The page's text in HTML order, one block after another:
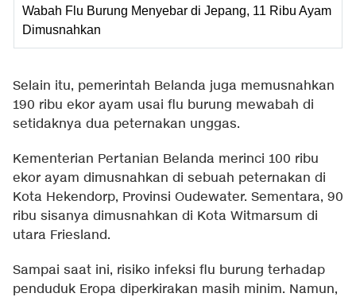
Wabah Flu Burung Menyebar di Jepang, 11 Ribu Ayam
Dimusnahkan
Selain itu, pemerintah Belanda juga memusnahkan
190 ribu ekor ayam usai flu burung mewabah di
setidaknya dua peternakan unggas.
Kementerian Pertanian Belanda merinci 100 ribu
ekor ayam dimusnahkan di sebuah peternakan di
Kota Hekendorp, Provinsi Oudewater. Sementara, 90
ribu sisanya dimusnahkan di Kota Witmarsum di
utara Friesland.
Sampai saat ini, risiko infeksi flu burung terhadap
penduduk Eropa diperkirakan masih minim. Namun,